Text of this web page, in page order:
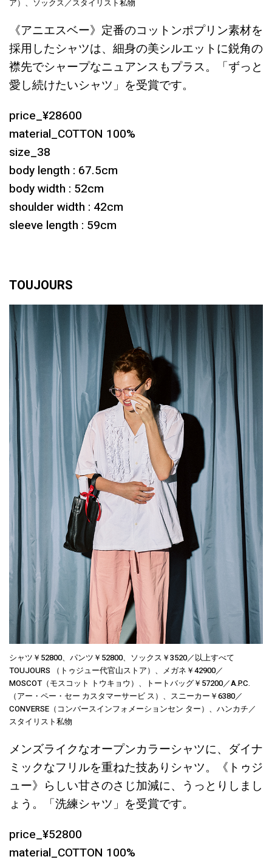
ア）、ソックス／スタイリスト私物
《アニエスベー》定番のコットンポプリン素材を
採用したシャツは、細身の美シルエットに鋭角の
襟先でシャープなニュアンスもプラス。「ずっと
愛し続けたいシャツ」を受賞です。
price_¥28600
material_COTTON 100%
size_38
body length : 67.5cm
body width : 52cm
shoulder width : 42cm
sleeve length : 59cm
TOUJOURS
シャツ￥52800、パンツ￥52800、ソックス￥3520／以上すべて
TOUJOURS （トゥジュー代官山ストア）、メガネ￥42900／
MOSCOT（モスコット トウキョウ）、トートバッグ￥57200／A.P.C.
（アー・ペー・セー カスタマーサービ ス）、スニーカー￥6380／
CONVERSE（コンバースインフォメーションセン ター）、ハンカチ／
スタイリスト私物
メンズライクなオープンカラーシャツに、ダイナ
ミックなフリルを重ねた技ありシャツ。《トゥジ
ュー》らしい甘さのさじ加減に、うっとりしまし
ょう。「洗練シャツ」を受賞です。
price_¥52800
material_COTTON 100%